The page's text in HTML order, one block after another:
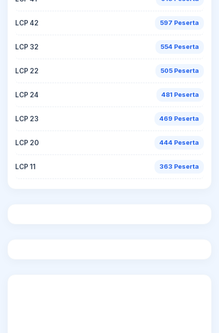
LCP 42 597 Peserta
LCP 32 554 Peserta
LCP 22 505 Peserta
LCP 24 481 Peserta
LCP 23 469 Peserta
LCP 20 444 Peserta
LCP 11 363 Peserta